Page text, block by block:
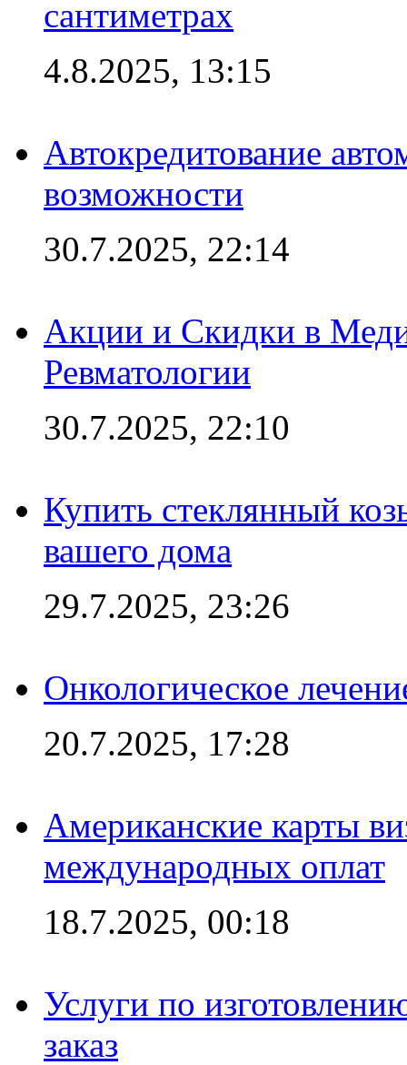
сантиметрах
4.8.2025, 13:15
Автокредитование
возможности
30.7.2025, 22:14
Акции и Скидки в
Ревматологии
30.7.2025, 22:10
Купить стеклянный
вашего дома
29.7.2025, 23:26
Онкологическое
20.7.2025, 17:28
Американские карты
международных оплат
18.7.2025, 00:18
Услуги по
заказ